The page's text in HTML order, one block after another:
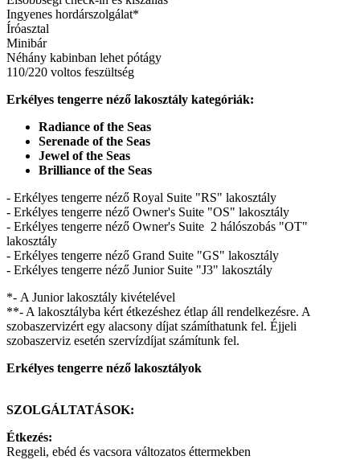
Ingyenes hordárszolgálat*
Íróasztal
Minibár
Néhány kabinban lehet pótágy
110/220 voltos feszültség
Erkélyes tengerre néző lakosztály kategóriák:
Radiance of the Seas
Serenade of the Seas
Jewel of the Seas
Brilliance of the Seas
- Erkélyes tengerre néző Royal Suite "RS" lakosztály
- Erkélyes tengerre néző Owner's Suite "OS" lakosztály
- Erkélyes tengerre néző Owner's Suite 2 hálószobás "OT"
lakosztály
- Erkélyes tengerre néző Grand Suite "GS" lakosztály
- Erkélyes tengerre néző Junior Suite "J3" lakosztály
*- A Junior lakosztály kivételével
**- A lakosztályba kért étkezéshez étlap áll rendelkezésre. A
szobaszervizért egy alacsony díjat számíthatunk fel. Éjjeli
szobaszerviz esetén szervízdíjat számítunk fel.
Erkélyes tengerre néző lakosztályok
SZOLGÁLTATÁSOK:
Étkezés:
Reggeli, ebéd és vacsora változatos éttermekben